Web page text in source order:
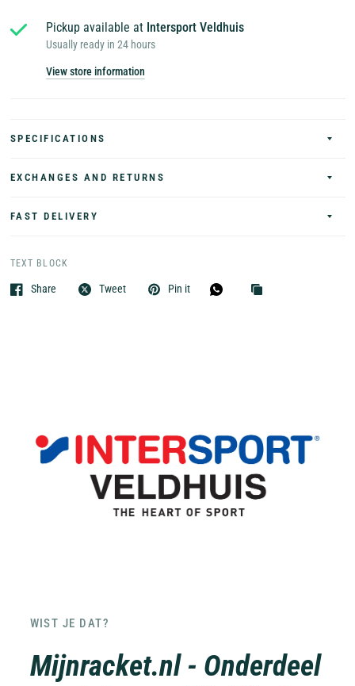
Pickup available at Intersport Veldhuis
Usually ready in 24 hours
View store information
SPECIFICATIONS
EXCHANGES AND RETURNS
FAST DELIVERY
TEXT BLOCK
Share Tweet Pin it
WIST JE DAT?
Mijnracket.nl - Onderdeel